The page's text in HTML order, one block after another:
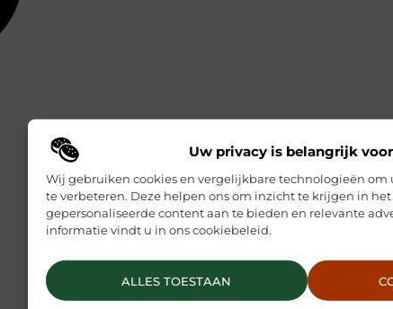
Uw privacy is belangrijk
Wij gebruiken cookies en vergelijkbare technologieën om
te verbeteren. Deze helpen ons om inzicht te krijgen in
gepersonaliseerde content aan te bieden en relevante
informatie vindt u in ons cookiebeleid.
ALLES TOESTAAN